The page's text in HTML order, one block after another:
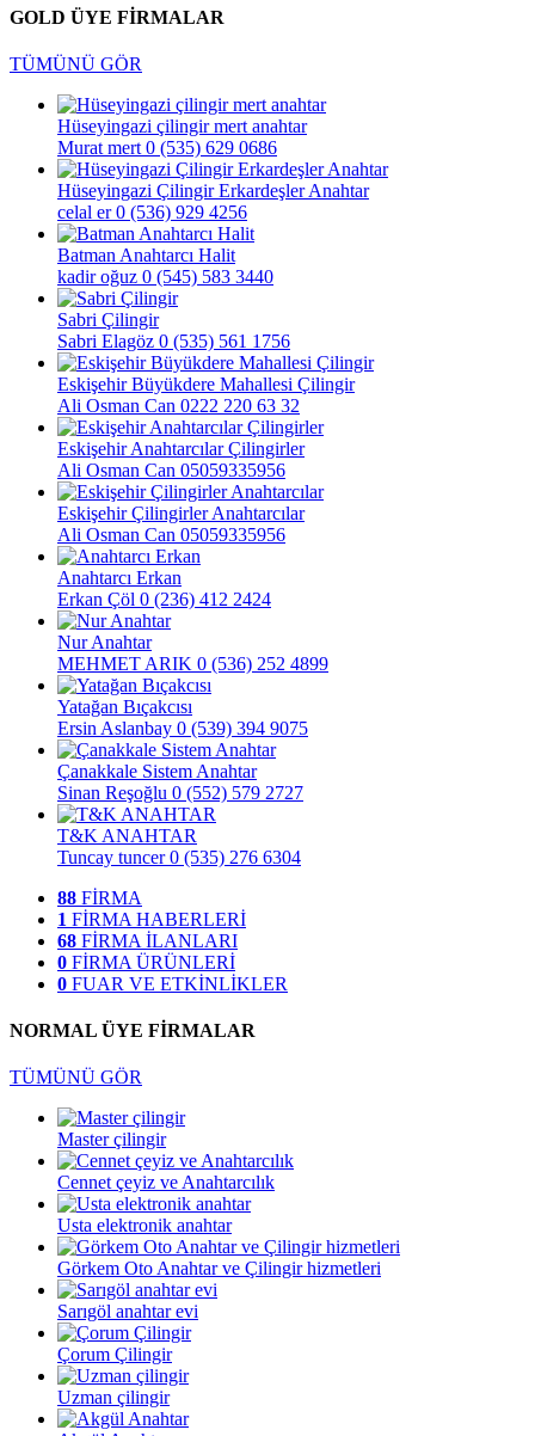
GOLD ÜYE FİRMALAR
TÜMÜNÜ GÖR
Hüseyingazi çilingir mert anahtar
Murat mert 0 (535) 629 0686
Hüseyingazi Çilingir Erkardeşler Anahtar
celal er 0 (536) 929 4256
Batman Anahtarcı Halit
kadir oğuz 0 (545) 583 3440
Sabri Çilingir
Sabri Elagöz 0 (535) 561 1756
Eskişehir Büyükdere Mahallesi Çilingir
Ali Osman Can 0222 220 63 32
Eskişehir Anahtarcılar Çilingirler
Ali Osman Can 05059335956
Eskişehir Çilingirler Anahtarcılar
Ali Osman Can 05059335956
Anahtarcı Erkan
Erkan Çöl 0 (236) 412 2424
Nur Anahtar
MEHMET ARIK 0 (536) 252 4899
Yatağan Bıçakcısı
Ersin Aslanbay 0 (539) 394 9075
Çanakkale Sistem Anahtar
Sinan Reşoğlu 0 (552) 579 2727
T&K ANAHTAR
Tuncay tuncer 0 (535) 276 6304
88 FİRMA
1 FİRMA HABERLERİ
68 FİRMA İLANLARI
0 FİRMA ÜRÜNLERİ
0 FUAR VE ETKİNLİKLER
NORMAL ÜYE FİRMALAR
TÜMÜNÜ GÖR
Master çilingir
Cennet çeyiz ve Anahtarcılık
Usta elektronik anahtar
Görkem Oto Anahtar ve Çilingir hizmetleri
Sarıgöl anahtar evi
Çorum Çilingir
Uzman çilingir